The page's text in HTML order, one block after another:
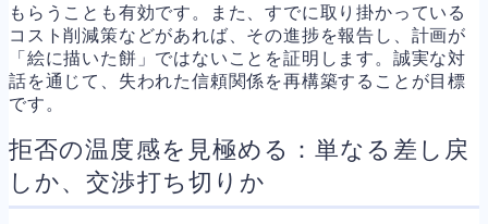
もらうことも有効です。また、すでに取り掛かっている
コスト削減策などがあれば、その進捗を報告し、計画が
「絵に描いた餅」ではないことを証明します。誠実な対
話を通じて、失われた信頼関係を再構築することが目標
です。
拒否の温度感を見極める：単なる差し戻
しか、交渉打ち切りか